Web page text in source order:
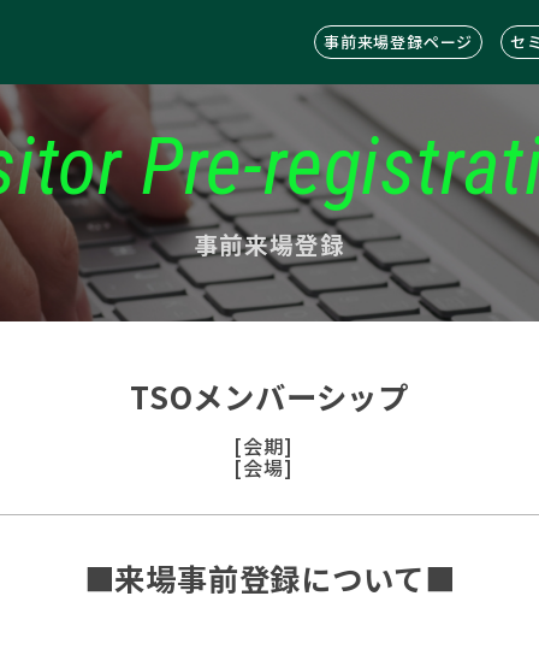
事前来場登録ページ セ
Pre-
事前来場登録
TSOメンバーシップ
[会期]
[会場]
■来場事前登録について■